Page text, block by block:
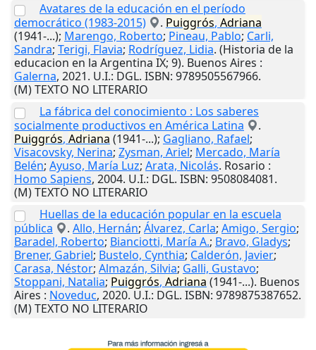
Avatares de la educación en el período
democrático (1983-2015)
. Puiggrós, Adriana
(1941-...); Marengo, Roberto; Pineau, Pablo; Carli,
Sandra; Terigi, Flavia; Rodríguez, Lidia. (Historia de la
educacion en la Argentina IX; 9). Buenos Aires :
Galerna, 2021. U.I.: DGL. ISBN: 9789505567966.
(M) TEXTO NO LITERARIO
La fábrica del conocimiento : Los saberes
socialmente productivos en América Latina
.
Puiggrós, Adriana (1941-...); Gagliano, Rafael;
Visacovsky, Nerina; Zysman, Ariel; Mercado, María
Belén; Ayuso, María Luz; Arata, Nicolás. Rosario :
Homo Sapiens, 2004. U.I.: DGL. ISBN: 9508084081.
(M) TEXTO NO LITERARIO
Huellas de la educación popular en la escuela
pública
. Allo, Hernán; Álvarez, Carla; Amigo, Sergio;
Baradel, Roberto; Bianciotti, María A.; Bravo, Gladys;
Brener, Gabriel; Bustelo, Cynthia; Calderón, Javier;
Carasa, Néstor; Almazán, Silvia; Galli, Gustavo;
Stoppani, Natalia; Puiggrós, Adriana (1941-...). Buenos
Aires : Noveduc, 2020. U.I.: DGL. ISBN: 9789875387652.
(M) TEXTO NO LITERARIO